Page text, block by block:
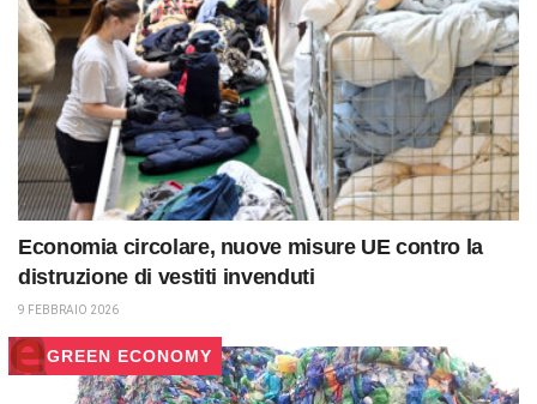
Economia circolare, nuove misure UE contro la
distruzione di vestiti invenduti
9 FEBBRAIO 2026
GREEN ECONOMY